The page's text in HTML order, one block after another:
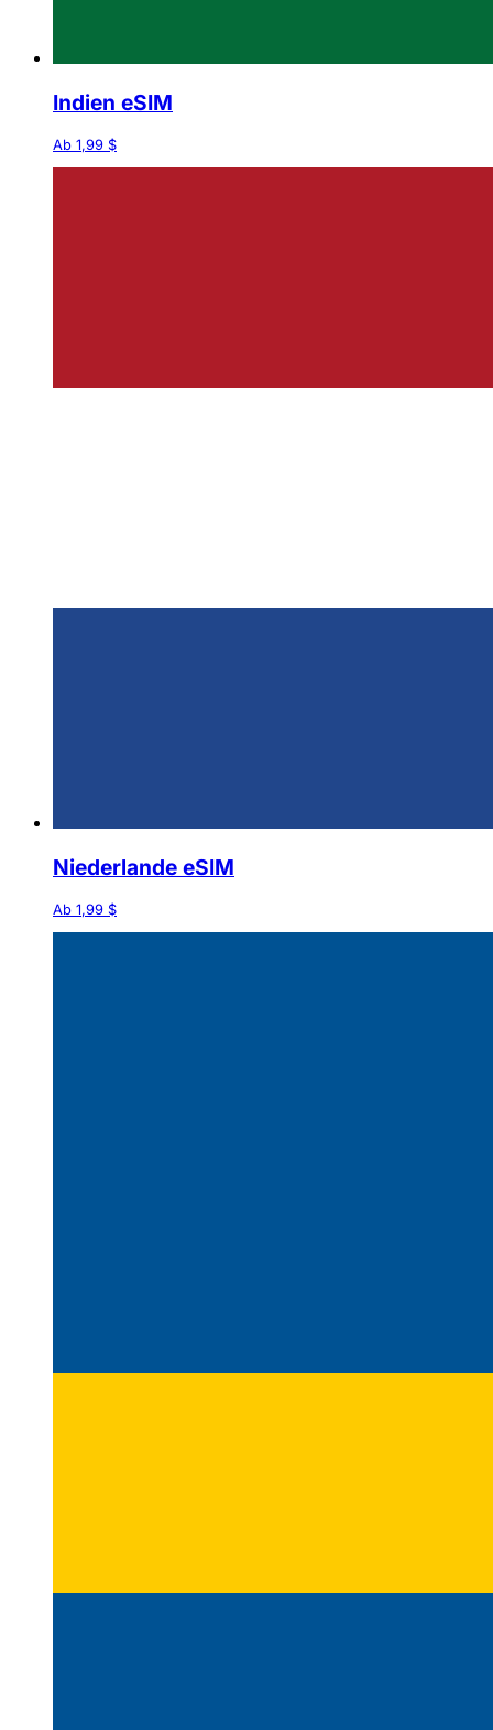
Indien eSIM
Ab 1,99 $
Niederlande eSIM
Ab 1,99 $